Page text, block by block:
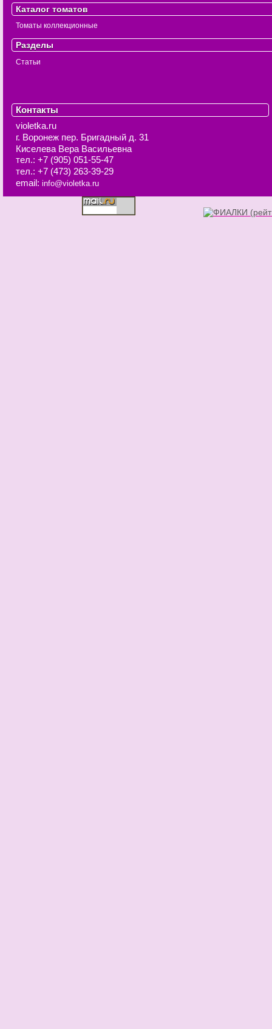
Каталог томатов
Томаты коллекционные
Разделы
Статьи
Контакты
violetka.ru
г. Воронеж пер. Бригадный д. 31
Киселева Вера Васильевна
тел.: +7 (905) 051-55-47
тел.: +7 (473) 263-39-29
email: info@violetka.ru